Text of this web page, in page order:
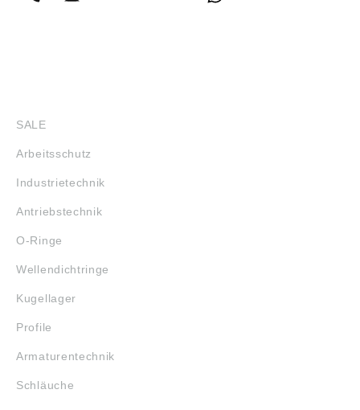
SALE
Arbeitsschutz
Industrietechnik
Antriebstechnik
O-Ringe
Wellendichtringe
Kugellager
Profile
Armaturentechnik
Schläuche